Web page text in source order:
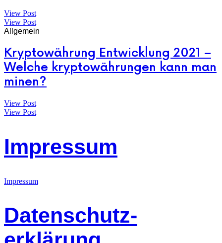
View Post
View Post
Allgemein
Kryptowährung Entwicklung 2021 –
Welche kryptowährungen kann man
minen?
View Post
View Post
Impressum
Impressum
Datenschutz-